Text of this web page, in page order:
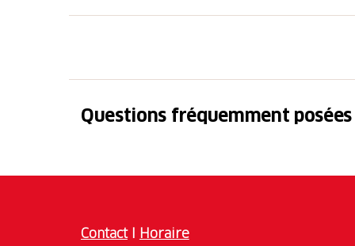
toi-même le canoë et t'accompagnera en
Bien que la descente soit très simple, elle
passionnants.
l'activité dure environ 3 heures.
Questions fréquemment posées
ContactI Horaire